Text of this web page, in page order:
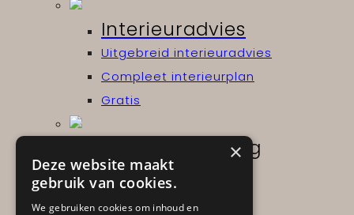
Interieuradvies
Uitgebreid interieuradvies
Compleet interieurplan
Gratis
Projectinrichting
Kantoor- en werkplek
×
Deze website maakt
gebruik van cookies.
We gebruiken cookies om inhoud en